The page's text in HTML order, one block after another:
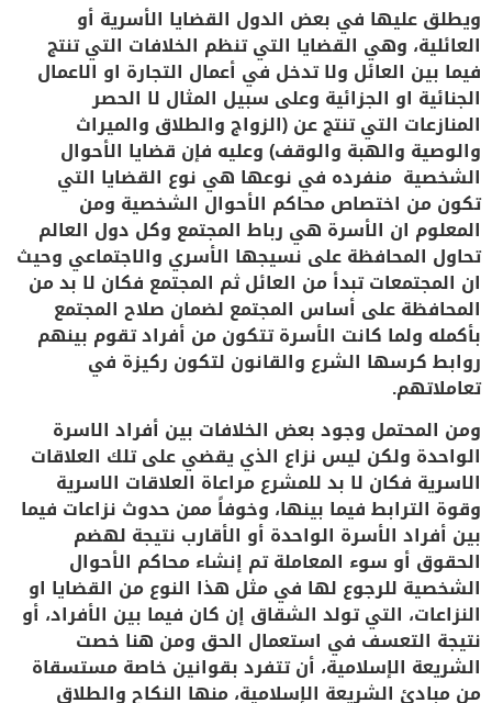
ويطلق عليها في بعض الدول القضايا الأسرية أو
العائلية، وهي القضايا التي تنظم الخلافات التي تنتج
فيما بين العائل ولا تدخل في أعمال التجارة او الاعمال
الجنائية او الجزائية وعلى سبيل المثال لا الحصر
المنازعات التي تنتج عن (الزواج والطلاق والميراث
والوصية والهبة والوقف) وعليه فإن قضايا الأحوال
الشخصية منفرده في نوعها هي نوع القضايا التي
تكون من اختصاص محاكم الأحوال الشخصية ومن
المعلوم ان الأسرة هي رباط المجتمع وكل دول العالم
تحاول المحافظة على نسيجها الأسري والاجتماعي وحيث
ان المجتمعات تبدأ من العائل ثم المجتمع فكان لا بد من
المحافظة على أساس المجتمع لضمان صلاح المجتمع
بأكمله ولما كانت الأسرة تتكون من أفراد تقوم بينهم
روابط كرسها الشرع والقانون لتكون ركيزة في
تعاملاتهم.
ومن المحتمل وجود بعض الخلافات بين أفراد الاسرة
الواحدة ولكن ليس نزاع الذي يقضي على تلك العلاقات
الاسرية فكان لا بد للمشرع مراعاة العلاقات الاسرية
وقوة الترابط فيما بينها، وخوفاً ممن حدوث نزاعات فيما
بين أفراد الأسرة الواحدة أو الأقارب نتيجة لهضم
الحقوق أو سوء المعاملة تم إنشاء محاكم الأحوال
الشخصية للرجوع لها في مثل هذا النوع من القضايا او
النزاعات، التي تولد الشقاق إن كان فيما بين الأفراد، أو
نتيجة التعسف في استعمال الحق ومن هنا خصت
الشريعة الإسلامية، أن تتفرد بقوانين خاصة مستسقاة
من مبادئ الشريعة الإسلامية، منها النكاح والطلاق